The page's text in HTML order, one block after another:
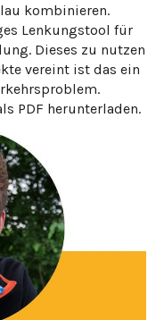
kombinieren.
Lenkungstool für
Dieses zu nutzen
vereint ist das ein
PDF herunterladen.